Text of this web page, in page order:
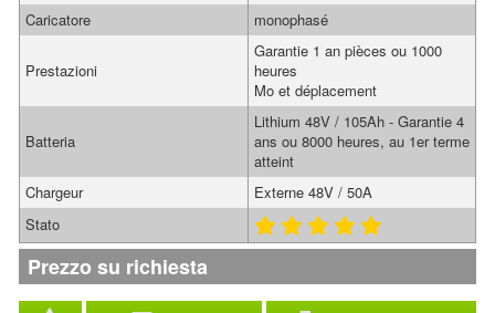
Caricatore
monophasé
Prestazioni
Garantie 1 an pièces ou 1000
heures
Mo et déplacement
Batteria
Lithium 48V / 105Ah - Garantie 4
ans ou 8000 heures, au 1er terme
atteint
Chargeur
Externe 48V / 50A
Stato
Prezzo su richiesta